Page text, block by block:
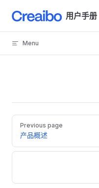
Skip to content 用户手册
Menu
Pager
Previous page
产品概述